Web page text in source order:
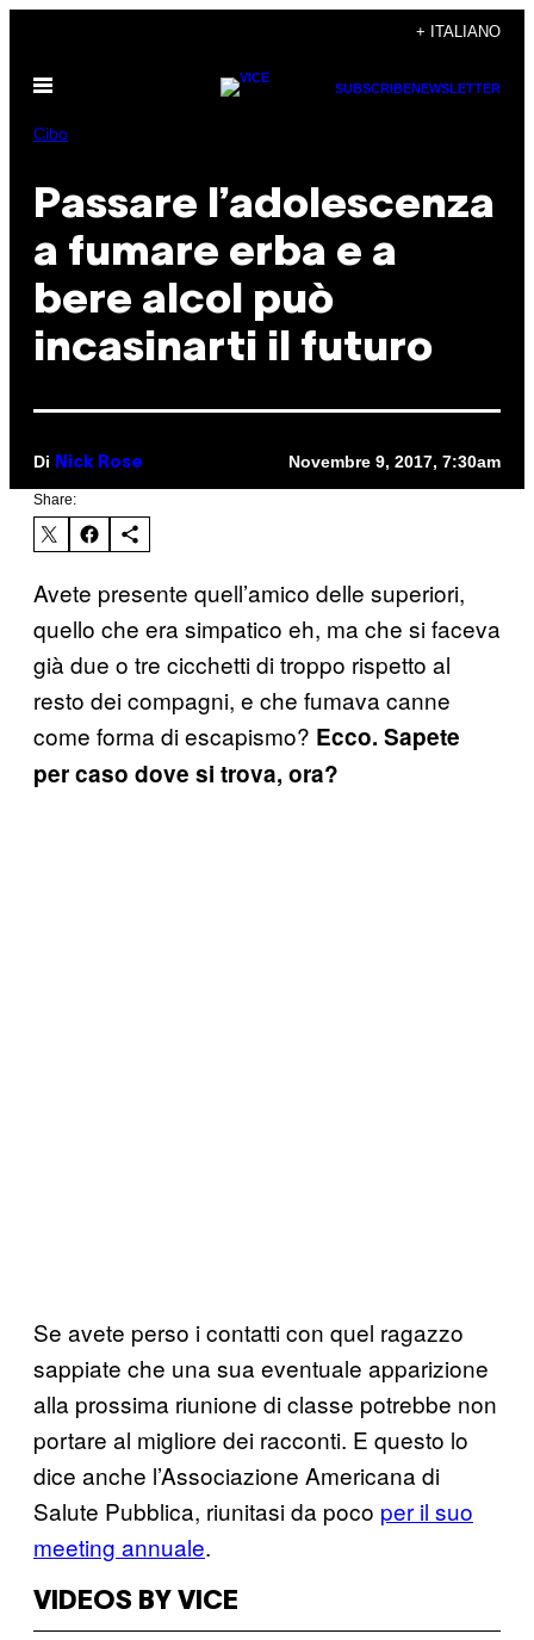
contenuto
+ ITALIANO
Apri
SUBSCRIBENEWSLETTER
Cibo
Passare l’adolescenza
a fumare erba e a
bere alcol può
incasinarti il futuro
Di Nick Rose Novembre 9, 2017, 7:30am
Share:
Avete presente quell’amico delle superiori,
quello che era simpatico eh, ma che si faceva
già due o tre cicchetti di troppo rispetto al
resto dei compagni, e che fumava canne
come forma di escapismo? Ecco. Sapete
per caso dove si trova, ora?
Se avete perso i contatti con quel ragazzo
sappiate che una sua eventuale apparizione
alla prossima riunione di classe potrebbe non
portare al migliore dei racconti. E questo lo
dice anche l’Associazione Americana di
Salute Pubblica, riunitasi da poco per il suo
meeting annuale.
VIDEOS BY VICE